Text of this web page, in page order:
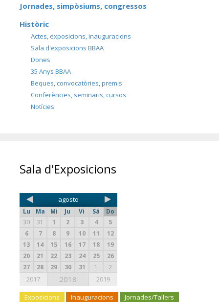
Jornades, simpòsiums, congressos
Històric
Actes, exposicions, inauguracions
Sala d'exposicions BBAA
Dones
35 Anys BBAA
Beques, convocatòries, premis
Conferències, seminaris, cursos
Notícies
Sala d'Exposicions
agosto
Lu Ma Mi Ju Vi Sá
Do
30
31 1 2 3 4
5
6
7 8 9 10 11
12
13
14 15 16 17 18
19
20
21 22 23 24 25
26
27
28 29 30 31 1 2
2017 2018 2019
Exposicions Inauguracions
Jornades/Tallers